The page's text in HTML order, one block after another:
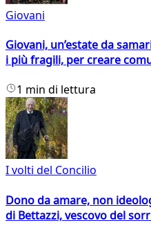
Giovani
Giovani, un’estate da
i più fragili, per creare
1 min di lettura
I volti del Concilio
Dono da amare, non
di Bettazzi, vescovo del